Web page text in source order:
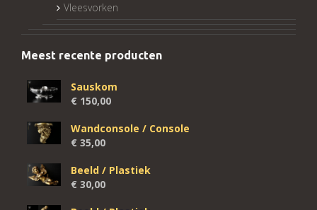
Vleesvorken
Meest recente producten
Sauskom
€ 150,00
Wandconsole / Console
€ 35,00
Beeld / Plastiek
€ 30,00